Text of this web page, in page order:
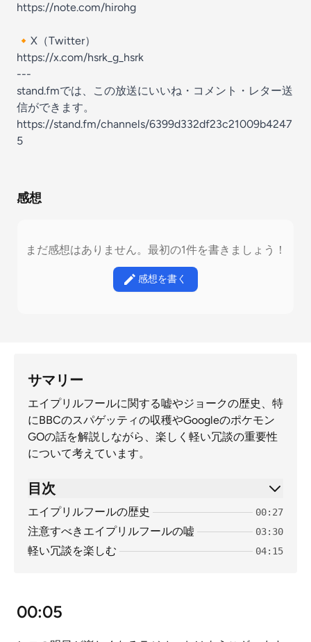
https://note.com/hirohg
🔸X（Twitter）
https://x.com/hsrk_g_hsrk
---
stand.fmでは、この放送にいいね・コメント・レター送
信ができます。
https://stand.fm/channels/6399d332df23c21009b4247
5
感想
まだ感想はありません。最初の1件を書きましょう！
感想を書く
サマリー
エイプリルフールに関する嘘やジョークの歴史、特
にBBCのスパゲッティの収穫やGoogleのポケモン
GOの話を解説しながら、楽しく軽い冗談の重要性
について考えています。
目次
エイプリルフールの歴史 00:27
注意すべきエイプリルフールの嘘 03:30
軽い冗談を楽しむ 04:15
00:05